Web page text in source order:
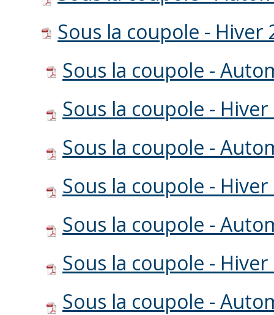
Sous la coupole - Hiver
Sous la coupole -
Sous la coupole - Hiver
Sous la coupole -
Sous la coupole - Hiver
Sous la coupole -
Sous la coupole - Hiver
Sous la coupole -